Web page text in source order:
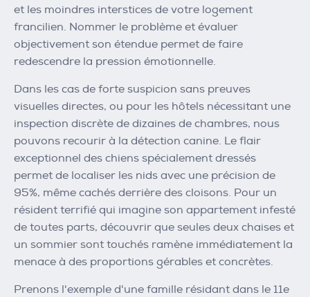
et les moindres interstices de votre logement
francilien. Nommer le problème et évaluer
objectivement son étendue permet de faire
redescendre la pression émotionnelle.
Dans les cas de forte suspicion sans preuves
visuelles directes, ou pour les hôtels nécessitant une
inspection discrète de dizaines de chambres, nous
pouvons recourir à la détection canine. Le flair
exceptionnel des chiens spécialement dressés
permet de localiser les nids avec une précision de
95%, même cachés derrière des cloisons. Pour un
résident terrifié qui imagine son appartement infesté
de toutes parts, découvrir que seules deux chaises et
un sommier sont touchés ramène immédiatement la
menace à des proportions gérables et concrètes.
Prenons l'exemple d'une famille résidant dans le 11e